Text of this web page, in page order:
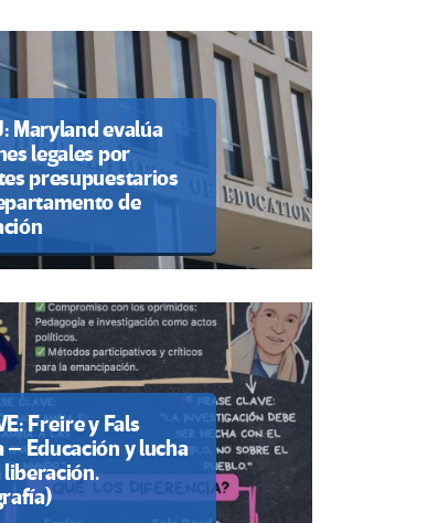
Maryland evalúa
legales por
presupuestarios
de
Freire y Fals
– Educación y lucha
liberación.